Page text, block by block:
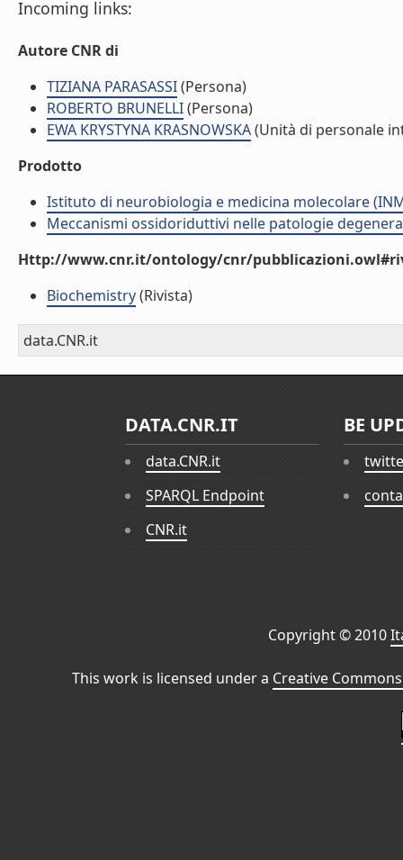
Incoming links:
Autore CNR di
TIZIANA PARASASSI(Persona)
ROBERTO BRUNELLI(Persona)
EWA KRYSTYNA KRASNOWSKA(Unità di personale
Prodotto
Istituto di neurobiologia e medicina molecolare
Meccanismi ossidoriduttivi nelle patologie
Http://www.cnr.it/ontology/cnr/
Biochemistry(Rivista)
data.CNR.it
DATA.CNR.IT
data.CNR.it
SPARQL Endpoint
CNR.it
BE
Copyright © 2010
This work is licensed under a Creative